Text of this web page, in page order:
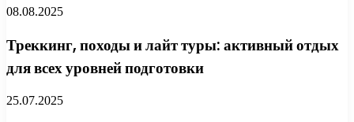
08.08.2025
Треккинг, походы и лайт туры: активный отдых
для всех уровней подготовки
25.07.2025